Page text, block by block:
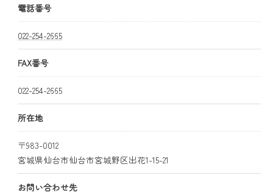
電話番号
022-254-2665
FAX番号
022-254-2665
所在地
〒983-0012
宮城県仙台市仙台市宮城野区出花1-15-21
お問い合わせ先